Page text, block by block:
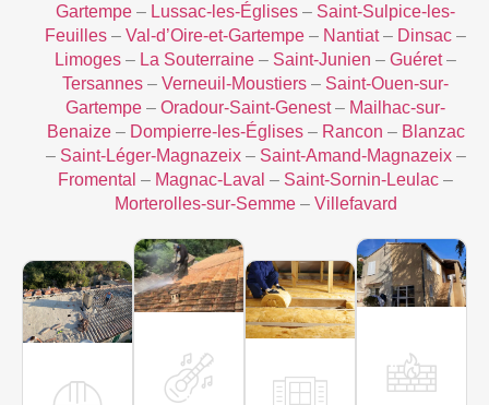
Gartempe – Lussac-les-Églises – Saint-Sulpice-les-
Feuilles – Val-d’Oire-et-Gartempe – Nantiat– Dinsac –
Limoges – La Souterraine – Saint-Junien – Guéret–
Tersannes – Verneuil-Moustiers – Saint-Ouen-sur-
Gartempe – Oradour-Saint-Genest– Mailhac-sur-
Benaize– Dompierre-les-Églises– Rancon – Blanzac
– Saint-Léger-Magnazeix– Saint-Amand-Magnazeix–
Fromental – Magnac-Laval – Saint-Sornin-Leulac –
Morterolles-sur-Semme– Villefavard